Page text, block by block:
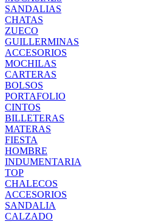
SANDALIAS
CHATAS
ZUECO
GUILLERMINAS
ACCESORIOS
MOCHILAS
CARTERAS
BOLSOS
PORTAFOLIO
CINTOS
BILLETERAS
MATERAS
FIESTA
HOMBRE
INDUMENTARIA
TOP
CHALECOS
ACCESORIOS
SANDALIA
CALZADO